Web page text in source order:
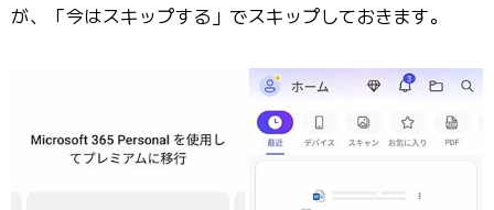
が、「今はスキップする」でスキップしておきます。